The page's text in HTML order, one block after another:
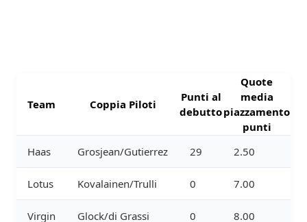
Team Coppia Piloti
Punti al
debutto
Quote
media
piazzamento
punti
Haas
Grosjean/Gutierrez 29 2.50
Lotus Kovalainen/Trulli 0 7.00
Virgin Glock/di Grassi 0 8.00